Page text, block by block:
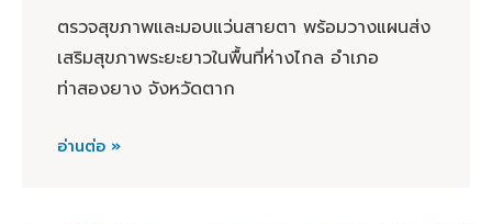
ตรวจสุขภาพและมอบแว่นสายตา พร้อมวางแผนส่ง
เสริมสุขภาพระยะยาวในพื้นที่ห่างไกล อำเภอ
ท่าสองยาง จังหวัดตาก
อ่านต่อ »